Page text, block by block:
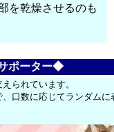
を乾燥させるのも
ポーター◆
られています。
口数に応じてランダムに